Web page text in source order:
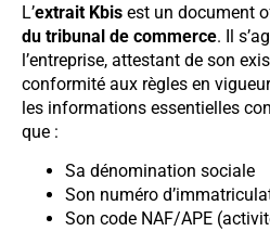
L’extrait Kbis est un document
du tribunal de commerce. Il
l’entreprise, attestant de son
conformité aux règles en
les informations essentielles
que :
Sa dénomination sociale
Son numéro
Son code NAF/APE